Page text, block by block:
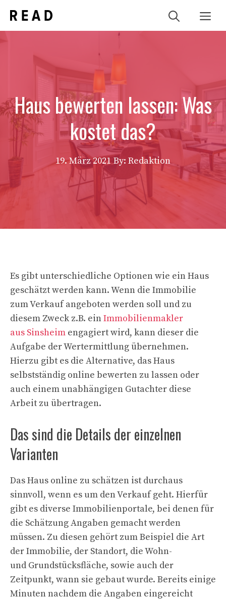
Inhalt
springen
Haus bewerten lassen: Was
kostet das?
19. März 2021 By: Redaktion
Es gibt unterschiedliche Optionen wie ein Haus
geschätzt werden kann. Wenn die Immobilie
zum Verkauf angeboten werden soll und zu
diesem Zweck z.B. einImmobilienmakler
aus Sinsheim engagiert wird, kann dieser die
Aufgabe der Wertermittlung übernehmen.
Hierzu gibt es die Alternative, das Haus
selbstständig online bewerten zu lassen oder
auch einem unabhängigen Gutachter diese
Arbeit zu übertragen.
Das sind die Details der einzelnen
Varianten
Das Haus online zu schätzen ist durchaus
sinnvoll, wenn es um den Verkauf geht. Hierfür
gibt es diverse Immobilienportale, bei denen für
die Schätzung Angaben gemacht werden
müssen. Zu diesen gehört zum Beispiel die Art
der Immobilie, der Standort, die Wohn-
und Grundstücksfläche, sowie auch der
Zeitpunkt, wann sie gebaut wurde. Bereits einige
Minuten nachdem die Angaben eingereicht